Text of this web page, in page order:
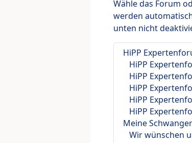
Wähle das Forum
werden
unten nicht